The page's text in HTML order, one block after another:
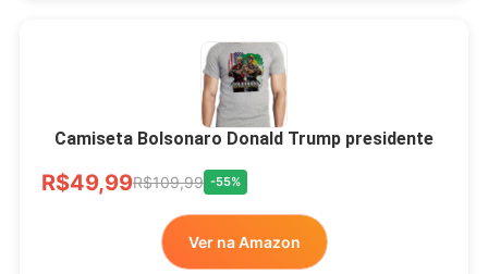
Camiseta Bolsonaro Donald Trump presidente
R$49,99R$109,99 -55%
Ver na Amazon